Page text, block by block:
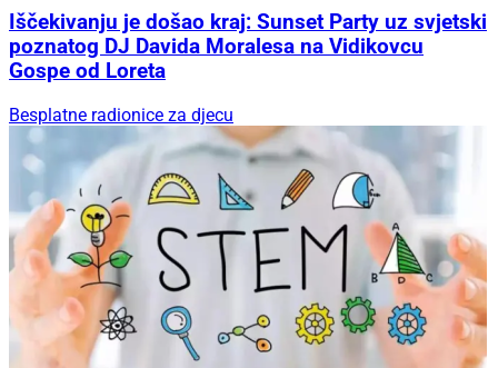
Iščekivanju je došao kraj: Sunset Party uz svjetski
poznatog DJ Davida Moralesa na Vidikovcu
Gospe od Loreta
Besplatne radionice za djecu